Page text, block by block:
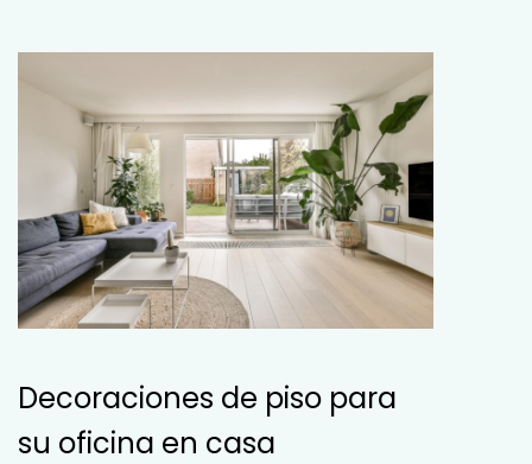
Decoraciones de piso para
su oficina en casa